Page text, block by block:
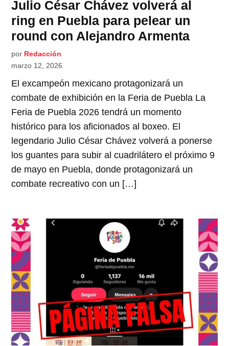
Julio César Chávez volverá al
ring en Puebla para pelear un
round con Alejandro Armenta
por Redacción
marzo 12, 2026
El excampeón mexicano protagonizará un
combate de exhibición en la Feria de Puebla La
Feria de Puebla 2026 tendrá un momento
histórico para los aficionados al boxeo. El
legendario Julio César Chávez volverá a ponerse
los guantes para subir al cuadrilátero el próximo 9
de mayo en Puebla, donde protagonizará un
combate recreativo con un […]